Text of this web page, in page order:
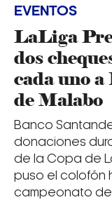
EVENTOS
LaLiga
dos
cada uno
de Malabo
Banco
donaciones
de la Copa de
puso el colofón
campeonato de